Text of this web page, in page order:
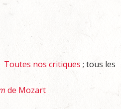
Toutes nos critiques ; tous les
de Mozart